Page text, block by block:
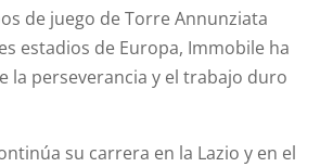
de juego de Torre Annunziata
estadios de Europa, Immobile ha
la perseverancia y el trabajo duro
su carrera en la Lazio y en el